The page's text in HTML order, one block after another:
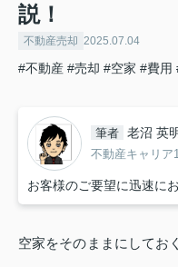
説！
不動産売却 2025.07.04
#不動産 #売却 #空家 #費用
筆者 老沼 英
不動産キャリア
お客様のご要望に迅速に
空家をそのままにしてお